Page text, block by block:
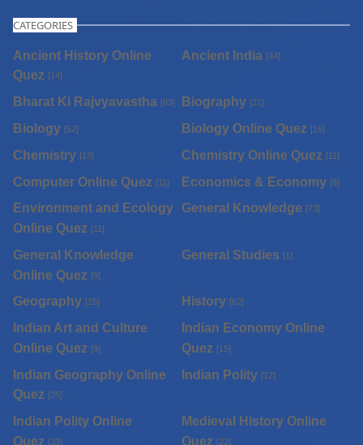
CATEGORIES
Ancient History Online
Quez [14]
Ancient India [44]
Bharat Ki Rajvyavastha [83] Biography [21]
Biology [52] Biology Online Quez [16]
Chemistry [13] Chemistry Online Quez [11]
Computer Online Quez [11] Economics & Economy [8]
Environment and Ecology
Online Quez [11]
General Knowledge [73]
General Knowledge
Online Quez [9]
General Studies [1]
Geography [15] History [62]
Indian Art and Culture
Online Quez [9]
Indian Economy Online
Quez [15]
Indian Geography Online
Quez [25]
Indian Polity [17]
Indian Polity Online
Quez [33]
Medieval History Online
Quez [22]